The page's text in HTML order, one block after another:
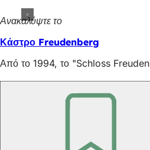
Ανακαλύψτε το
Κάστρο Freudenberg
Από το 1994, το "Schloss